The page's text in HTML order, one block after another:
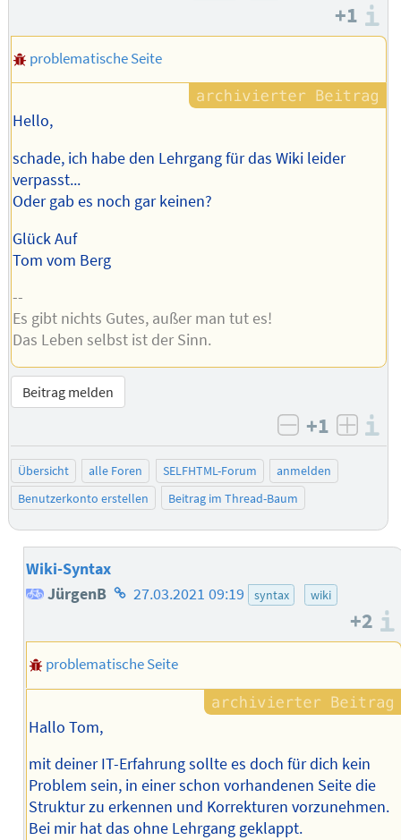
Autors
+1
problematische Seite
Hello,
schade, ich habe den Lehrgang für das Wiki leider
verpasst...
Oder gab es noch gar keinen?
Glück Auf
Tom vom Berg
--
Es gibt nichts Gutes, außer man tut es!
Das Leben selbst ist der Sinn.
Beitrag melden
negativ
+1
Übersicht alle Foren SELFHTML-Forum
anmelden
Benutzerkonto erstellen
Beitrag im Thread-Baum
Wiki-Syntax
JürgenB Homepage
Autors
27.03.2021 09:19 syntax wiki
+2
problematische Seite
Hallo Tom,
mit deiner IT-Erfahrung sollte es doch für dich kein
Problem sein, in einer schon vorhandenen Seite die
Struktur zu erkennen und Korrekturen vorzunehmen.
Bei mir hat das ohne Lehrgang geklappt.